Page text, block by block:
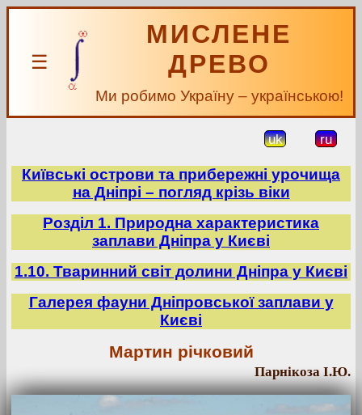
☰
МИСЛЕНЕ
ДРЕВО
Ми робимо Україну – українською!
uk ru
Київські острови та прибережні урочища
на Дніпрі – погляд крізь віки
Розділ 1. Природна характеристика
заплави Дніпра у Києві
1.10. Тваринний світ долини Дніпра у Києві
Галерея фауни Дніпровської заплави у
Києві
Мартин річковий
Парнікоза І.Ю.